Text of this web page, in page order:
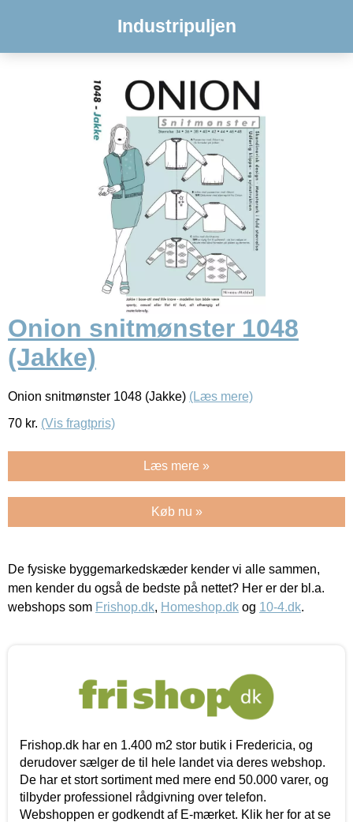
Industripuljen
Onion snitmønster 1048
(Jakke)
Onion snitmønster 1048 (Jakke) (Læs mere)
70 kr. (Vis fragtpris)
Læs mere »
Køb nu »
De fysiske byggemarkedskæder kender vi alle sammen,
men kender du også de bedste på nettet? Her er der bl.a.
webshops som Frishop.dk, Homeshop.dk og 10-4.dk.
Frishop.dk har en 1.400 m2 stor butik i Fredericia, og
derudover sælger de til hele landet via deres webshop.
De har et stort sortiment med mere end 50.000 varer, og
tilbyder professionel rådgivning over telefon.
Webshoppen er godkendt af E-mærket. Klik her for at se